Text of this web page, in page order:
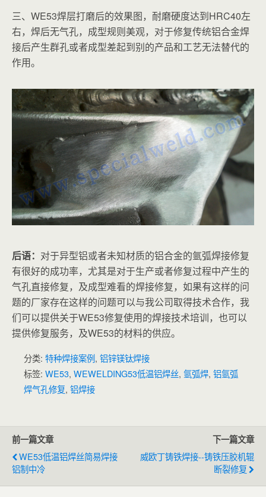
三、WE53焊层打磨后的效果图，耐磨硬度达到HRC40左
右，焊后无气孔，成型规则美观，对于修复传统铝合金焊
接后产生群孔或者成型差起到别的产品和工艺无法替代的
作用。
后语： 对于异型铝或者未知材质的铝合金的氩弧焊接修复
有很好的成功率，尤其是对于生产或者修复过程中产生的
气孔直接修复，及成型难看的焊接修复，如果有这样的问
题的厂家存在这样的问题可以与我公司取得技术合作，我
们可以提供关于WE53修复使用的焊接技术培训，也可以
提供修复服务，及WE53的材料的供应。
分类: 特种焊接案例, 铝锌镁钛焊接
标签: WE53, WEWELDING53低温铝焊丝, 氩弧焊, 铝氩弧
焊气孔修复, 铝焊接
前一篇文章
WE53低温铝焊丝简易焊接
铝制中冷
下一篇文章
威欧丁铸铁焊接--铸铁压胶机辊
断裂修复